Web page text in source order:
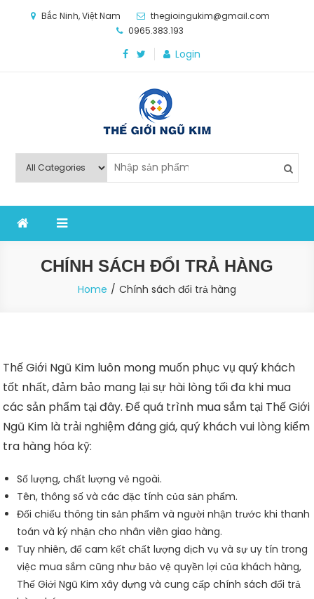
Bắc Ninh, Việt Nam
thegioingukim@gmail.com
0965.383.193
Login
Thế Giới Ngũ Kim
nghiệp sản xuất
CHÍNH SÁCH ĐỔI TRẢ HÀNG
Home Chính sách đổi trả hàng
Thế Giới Ngũ Kim luôn mong muốn phục vụ quý khách
tốt nhất, đảm bảo mang lại sự hài lòng tối đa khi mua
các sản phẩm tại đây. Để quá trình mua sắm tại Thế Giới
Ngũ Kim là trải nghiệm đáng giá, quý khách vui lòng kiểm
tra hàng hóa kỹ:
Số lượng, chất lượng vẻ ngoài.
Tên, thông số và các đặc tính của sản phẩm.
Đối chiếu thông tin sản phẩm và người nhận trước khi thanh
toán và ký nhận cho nhân viên giao hàng.
Tuy nhiên, để cam kết chất lượng dịch vụ và sự uy tín trong
việc mua sắm cũng như bảo vệ quyền lợi của khách hàng,
Thế Giới Ngũ Kim xây dựng và cung cấp chính sách đổi trả